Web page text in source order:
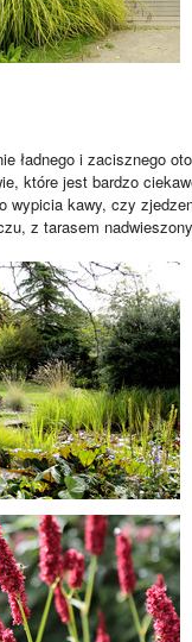
ładnego i zacisznego
które jest bardzo
wypicia kawy, czy
z tarasem